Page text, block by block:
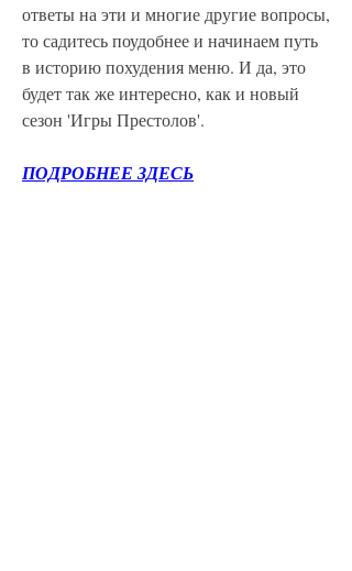
ответы на эти и многие другие вопросы,
то садитесь поудобнее и начинаем путь
в историю похудения меню. И да, это
будет так же интересно, как и новый
сезон 'Игры Престолов'.
ПОДРОБНЕЕ ЗДЕСЬ